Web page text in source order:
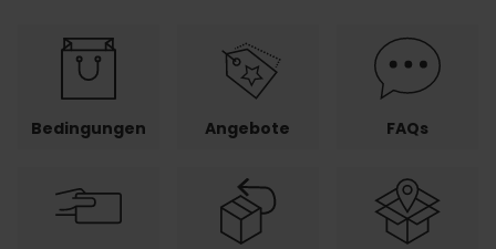
Bedingungen Angebote FAQs